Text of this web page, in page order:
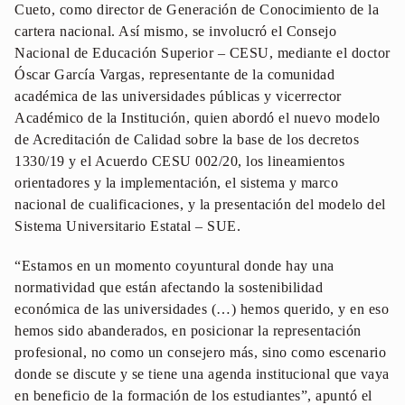
Cueto, como director de Generación de Conocimiento de la
cartera nacional. Así mismo, se involucró el Consejo
Nacional de Educación Superior – CESU, mediante el doctor
Óscar García Vargas, representante de la comunidad
académica de las universidades públicas y vicerrector
Académico de la Institución, quien abordó el nuevo modelo
de Acreditación de Calidad sobre la base de los decretos
1330/19 y el Acuerdo CESU 002/20, los lineamientos
orientadores y la implementación, el sistema y marco
nacional de cualificaciones, y la presentación del modelo del
Sistema Universitario Estatal – SUE.
“Estamos en un momento coyuntural donde hay una
normatividad que están afectando la sostenibilidad
económica de las universidades (…) hemos querido, y en eso
hemos sido abanderados, en posicionar la representación
profesional, no como un consejero más, sino como escenario
donde se discute y se tiene una agenda institucional que vaya
en beneficio de la formación de los estudiantes”, apuntó el